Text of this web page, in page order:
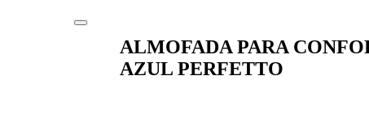
ALMOFADA PARA
AZUL PERFETTO